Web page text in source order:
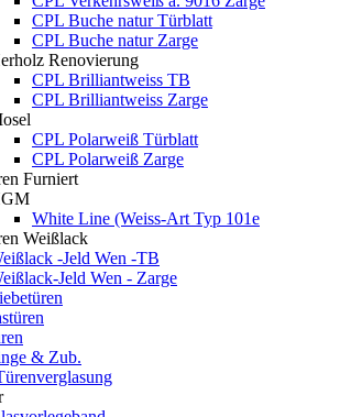
CPL Buche natur Türblatt
CPL Buche natur Zarge
Renovierung
CPL Brilliantweiss TB
CPL Brilliantweiss Zarge
CPL Polarweiß Türblatt
CPL Polarweiß Zarge
Furniert
White Line (Weiss-Art Typ 101e
Weißlack
-Jeld Wen -TB
Jeld Wen - Zarge
& Zub.